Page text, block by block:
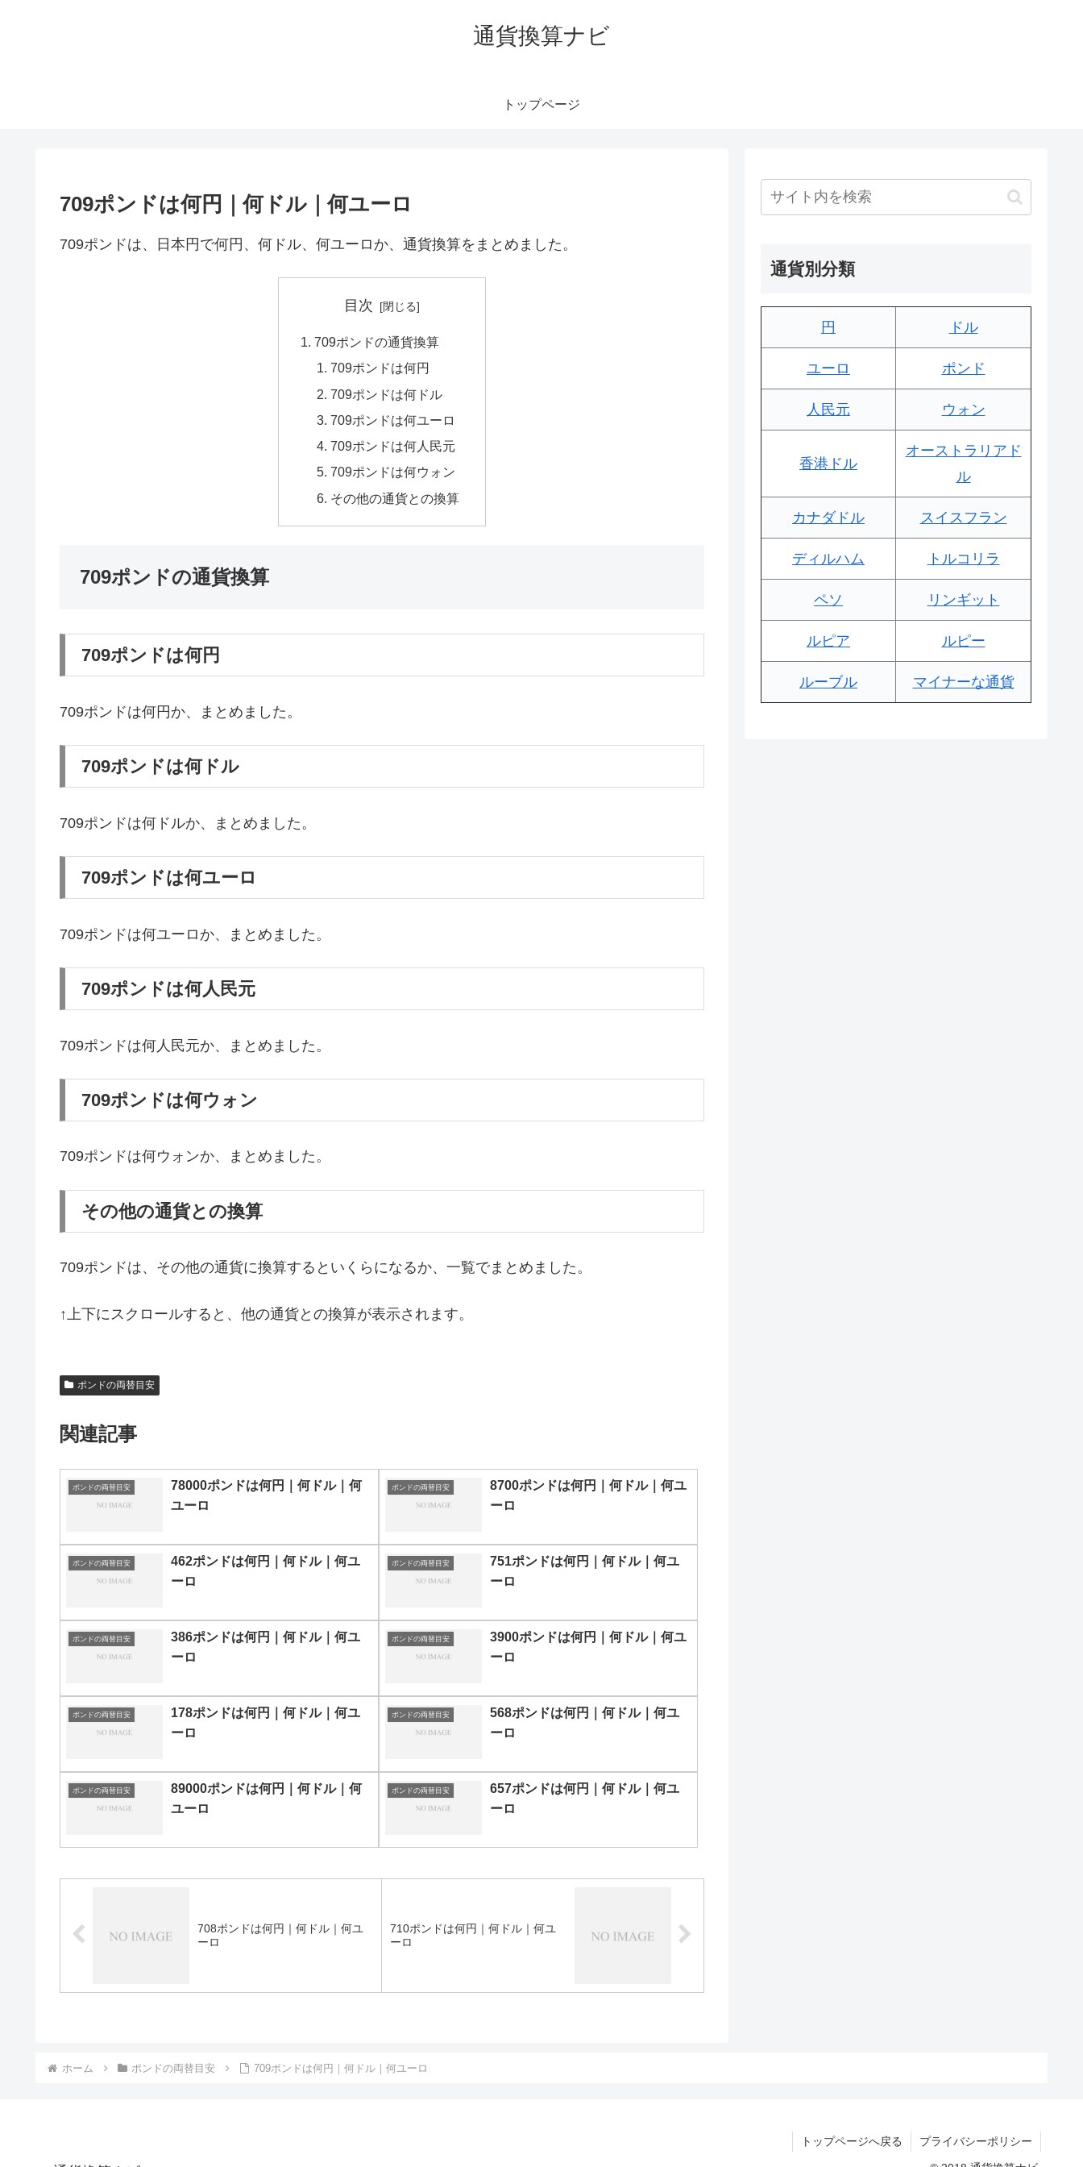
通貨換算ナビ
トップページ
709ポンドは何円｜何ドル｜何ユーロ
709ポンドは、日本円で何円、何ドル、何ユーロか、通貨換算をまとめました。
目次
709ポンドの通貨換算
709ポンドは何円
709ポンドは何ドル
709ポンドは何ユーロ
709ポンドは何人民元
709ポンドは何ウォン
その他の通貨との換算
709ポンドの通貨換算
709ポンドは何円
709ポンドは何円か、まとめました。
709ポンドは何ドル
709ポンドは何ドルか、まとめました。
709ポンドは何ユーロ
709ポンドは何ユーロか、まとめました。
709ポンドは何人民元
709ポンドは何人民元か、まとめました。
709ポンドは何ウォン
709ポンドは何ウォンか、まとめました。
その他の通貨との換算
709ポンドは、その他の通貨に換算するといくらになるか、一覧でまとめました。
↑上下にスクロールすると、他の通貨との換算が表示されます。
ポンドの両替目安
関連記事
ポンドの両替目安
78000ポンドは何円｜何ドル｜何
ユーロ
ポンドの両替目安
8700ポンドは何円｜何ドル｜何ユ
ーロ
ポンドの両替目安
462ポンドは何円｜何ドル｜何ユ
ーロ
ポンドの両替目安
751ポンドは何円｜何ドル｜何ユ
ーロ
ポンドの両替目安
386ポンドは何円｜何ドル｜何ユ
ーロ
ポンドの両替目安
3900ポンドは何円｜何ドル｜何ユ
ーロ
ポンドの両替目安
178ポンドは何円｜何ドル｜何ユ
ーロ
ポンドの両替目安
568ポンドは何円｜何ドル｜何ユ
ーロ
ポンドの両替目安
89000ポンドは何円｜何ドル｜何
ユーロ
ポンドの両替目安
657ポンドは何円｜何ドル｜何ユ
ーロ
708ポンドは何円｜何ドル｜何ユ
ーロ
710ポンドは何円｜何ドル｜何ユ
ーロ
通貨別分類
円 ドル
ユーロ ポンド
人民元 ウォン
香港ドル
オーストラリアド
ル
カナダドル スイスフラン
ディルハム トルコリラ
ペソ リンギット
ルピア ルピー
ルーブル マイナーな通貨
ホーム ポンドの両替目安 709ポンドは何円｜何ドル｜何ユーロ
トップページへ戻る プライバシーポリシー